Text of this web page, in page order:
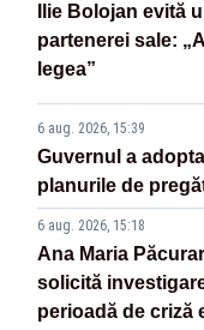
Ilie Bolojan evită
partenerei sale:
legea”
6 aug. 2026, 15:39
Guvernul a
planurile de
6 aug. 2026, 15:18
Ana Maria
solicită
perioadă de criză